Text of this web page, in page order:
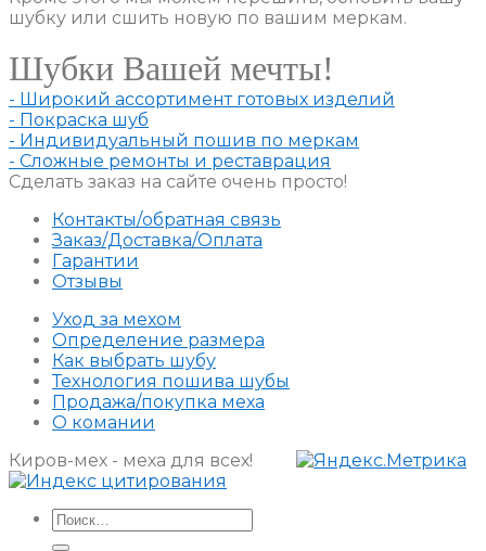
шубку или сшить новую по вашим меркам.
Шубки Вашей мечты!
- Широкий ассортимент готовых изделий
- Покраска шуб
- Индивидуальный пошив по меркам
- Сложные ремонты и реставрация
Сделать заказ на сайте очень просто!
Контакты/обратная связь
Заказ/Доставка/Оплата
Гарантии
Отзывы
Уход за мехом
Определение размера
Как выбрать шубу
Технология пошива шубы
Продажа/покупка меха
О комании
Киров-мех - меха для всех!
Искать: